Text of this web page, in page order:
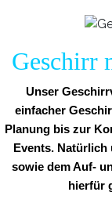
Geschirr
Unser
einfacher
Planung bis zur
Events.
sowie dem Auf-
hierfür